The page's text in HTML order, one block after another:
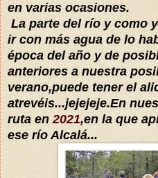
en varias ocasiones.
La parte del río y como
ir con más agua de lo
época del año y de
anteriores a nuestra
verano,puede tener el
atrevéis...jejejeje.En
ruta en2021,en la que
ese río Alcalá...